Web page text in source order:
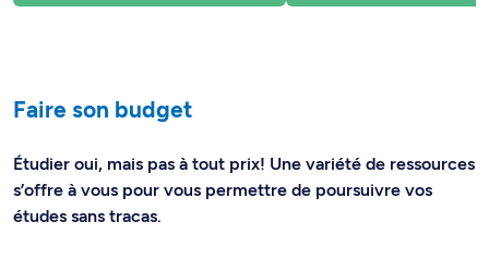
Faire son budget
Étudier oui, mais pas à tout prix! Une variété de ressources
s’offre à vous pour vous permettre de poursuivre vos
études sans tracas.